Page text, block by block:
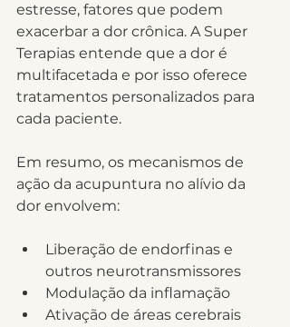
estresse, fatores que podem
exacerbar a dor crônica. A Super
Terapias entende que a dor é
multifacetada e por isso oferece
tratamentos personalizados para
cada paciente.
Em resumo, os mecanismos de
ação da acupuntura no alívio da
dor envolvem:
Liberação de endorfinas e
outros neurotransmissores
Modulação da inflamação
Ativação de áreas cerebrais